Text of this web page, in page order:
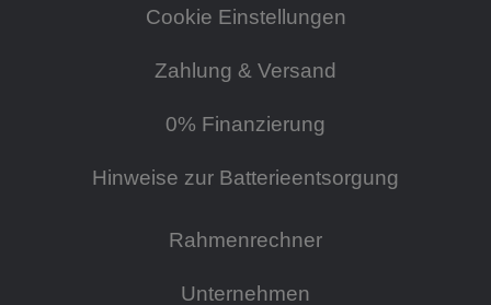
Cookie Einstellungen
Zahlung & Versand
0% Finanzierung
Hinweise zur Batterieentsorgung
Rahmenrechner
Unternehmen